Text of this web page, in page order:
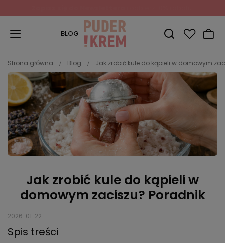
BLOG
Strona główna Blog Jak zrobić kule do kąpieli w domowym
Jak zrobić kule do kąpieli w
domowym zaciszu? Poradnik
2026-01-22
Spis treści